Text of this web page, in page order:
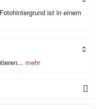
ist in einem
mehr